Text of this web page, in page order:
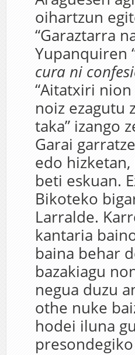
oihartzun
“Garaztarra
Yupanquiren
cura ni
“Aitatxiri
noiz ezagutu
taka” izango
Garai
edo
beti eskuan.
Bikoteko
Larralde.
kantaria
baina behar
bazakiagu
negua duzu
othe nuke
hodei iluna